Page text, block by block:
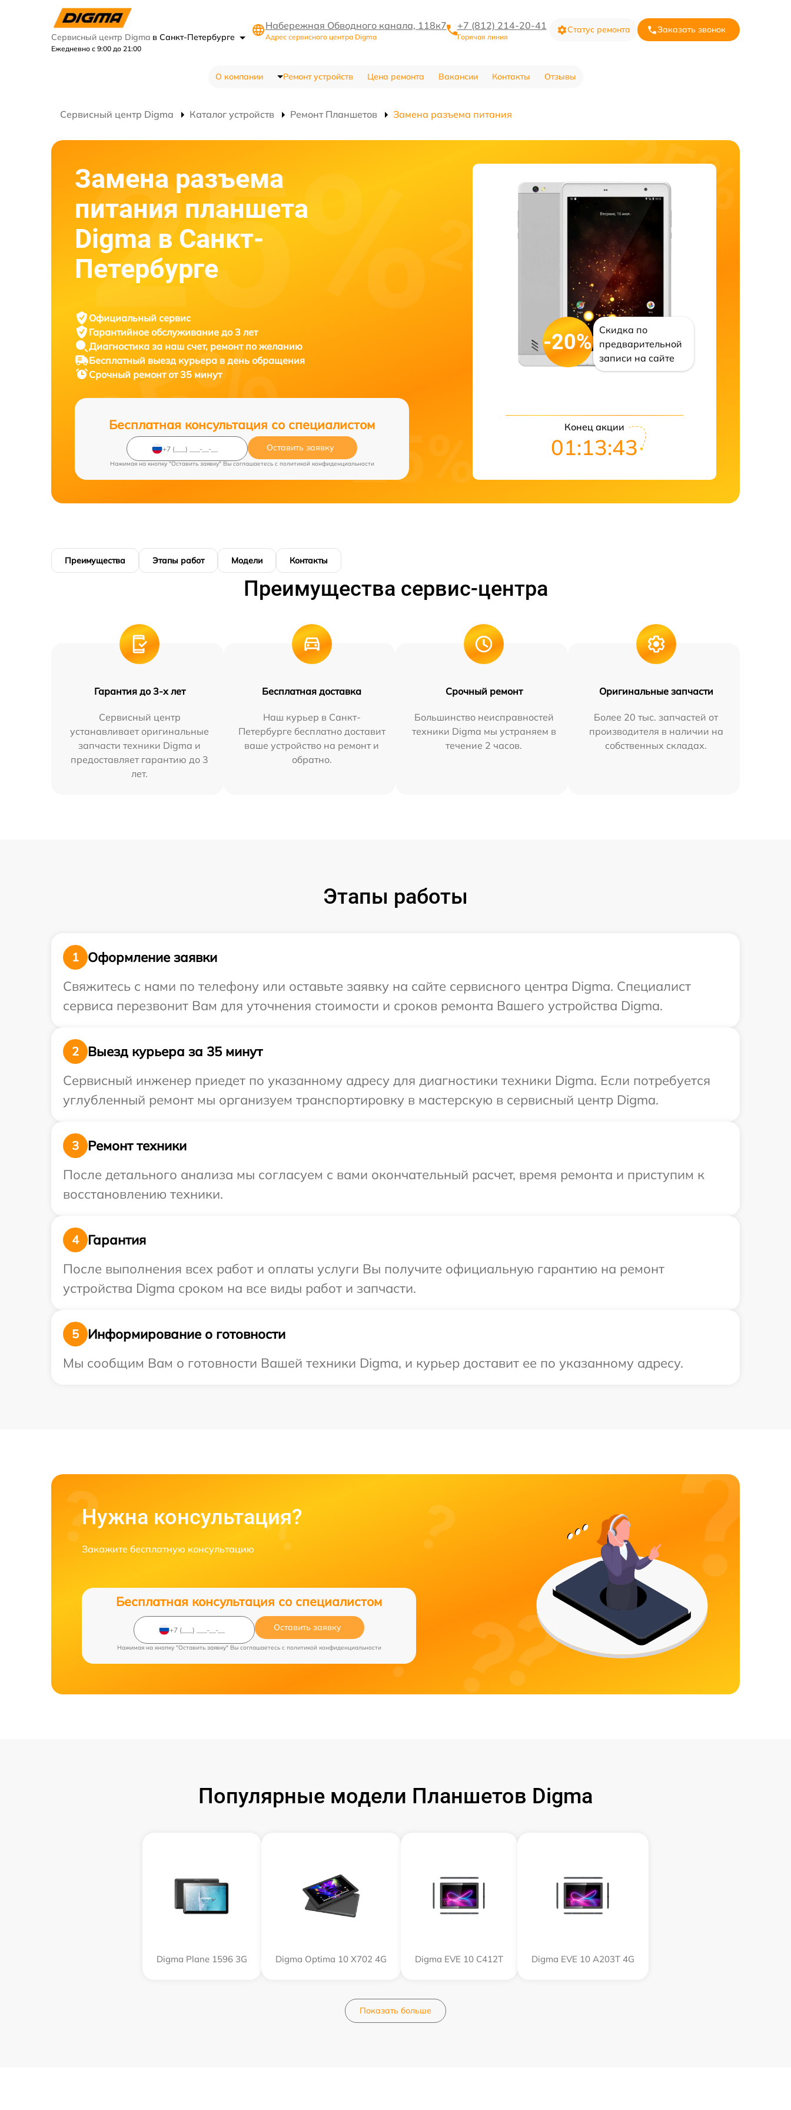
Сервисный центр Digma в Санкт-Петербурге
Ежедневно с 9:00 до 21:00
Набережная Обводного канала, 118к7
Адрес сервисного центра Digma
+7 (812) 214-20-41
Горячая линия
Статус ремонта Заказать звонок
О компании Ремонт устройств Цена ремонта Вакансии Контакты Отзывы
Сервисный центр Digma Каталог устройств Ремонт Планшетов Замена разъема питания
Замена разъема
питания планшета
Digma в Санкт-
Петербурге
Официальный сервис
Гарантийное обслуживание до 3 лет
Диагностика за наш счет, ремонт по желанию
Бесплатный выезд курьера в день обращения
Срочный ремонтот 35 минут
Бесплатная консультация со специалистом
Оставить заявку
Нажимая на кнопку "Оставить заявку" Вы соглашаетесь c политикой конфиденциальности
-20%
Скидка по
предварительной
записи на сайте
Конец акции
01:13:42
Преимущества Этапы работ Модели Контакты
Преимущества сервис-центра
Гарантия до 3-х лет
Сервисный центр
устанавливает оригинальные
запчасти техники Digma и
предоставляет гарантию до 3
лет.
Бесплатная доставка
Наш курьер в Санкт-
Петербурге бесплатно доставит
ваше устройство на ремонт и
обратно.
Срочный ремонт
Большинство неисправностей
техники Digma мы устраняем в
течение 2 часов.
Оригинальные запчасти
Более 20 тыс. запчастей от
производителя в наличии на
собственных складах.
Этапы работы
1
Оформление заявки
Свяжитесь с нами по телефону или оставьте заявку на сайте сервисного центра Digma. Специалист
сервиса перезвонит Вам для уточнения стоимости и сроков ремонта Вашего устройства Digma.
2
Выезд курьера за 35 минут
Сервисный инженер приедет по указанному адресу для диагностики техники Digma. Если потребуется
углубленный ремонт мы организуем транспортировку в мастерскую в сервисный центр Digma.
3
Ремонт техники
После детального анализа мы согласуем с вами окончательный расчет, время ремонта и приступим к
восстановлению техники.
4
Гарантия
После выполнения всех работ и оплаты услуги Вы получите официальную гарантию на ремонт
устройства Digma сроком на все виды работ и запчасти.
5
Информирование о готовности
Мы сообщим Вам о готовности Вашей техники Digma, и курьер доставит ее по указанному адресу.
Нужна консультация?
Закажите бесплатную консультацию
Бесплатная консультация со специалистом
Оставить заявку
Нажимая на кнопку "Оставить заявку" Вы соглашаетесь c политикой конфиденциальности
Популярные модели Планшетов Digma
Digma Plane 1596 3G Digma Optima 10 X702 4G Digma EVE 10 C412T Digma EVE 10 A203T 4G
Показать больше